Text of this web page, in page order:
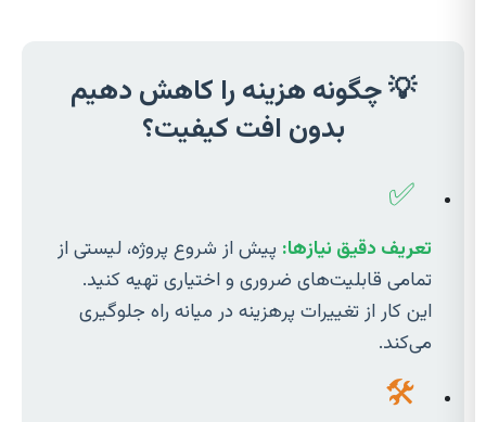
💡 چگونه هزینه را کاهش دهیم
بدون افت کیفیت؟
✅
تعریف دقیق نیازها: پیش از شروع پروژه، لیستی از
تمامی قابلیت‌های ضروری و اختیاری تهیه کنید.
این کار از تغییرات پرهزینه در میانه راه جلوگیری
می‌کند.
🛠️